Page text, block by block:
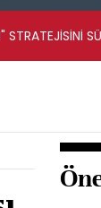
STRATEJİSİNİ